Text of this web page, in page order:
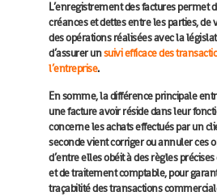
L’enregistrement des factures permet
créances et dettes entre les parties,
des opérations réalisées avec la
d’assurer unsuivi efficace des
l’entreprise.
En somme, la différence principale
une facture avoir réside dans leur
concerne les achats effectués par un
seconde vient corriger ou annuler ces
d’entre elles obéit à des règles
et de traitement comptable, pour
traçabilité des transactions